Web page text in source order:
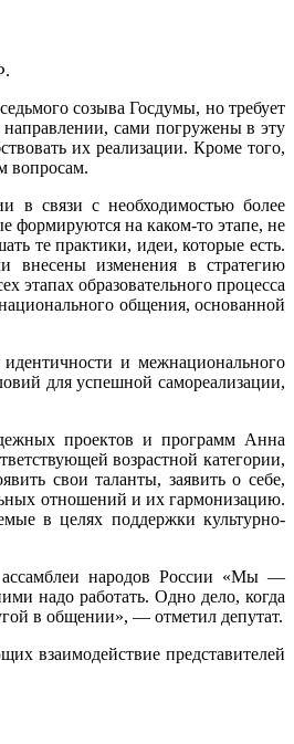
созыва Госдумы, но требует
сами погружены в эту
их реализации. Кроме того,
вопросам.
в связи с необходимостью более
на каком-то этапе, не
те практики, идеи, которые есть.
внесены изменения в стратегию
этапах образовательного процесса
общения, основанной
и межнационального
для успешной самореализации,
проектов и программ Анна
возрастной категории,
свои таланты, заявить о себе,
отношений и их гармонизацию.
в целях поддержки культурно-
ассамблеи народов России «Мы —
надо работать. Одно дело, когда
в общении», — отметил депутат.
взаимодействие представителей